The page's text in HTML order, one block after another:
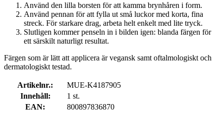
Använd den lilla borsten för att kamma brynhåren i form.
Använd pennan för att fylla ut små luckor med korta, fina
streck. För starkare drag, arbeta helt enkelt med lite tryck.
Slutligen kommer penseln in i bilden igen: blanda färgen för
ett särskilt naturligt resultat.
Färgen som är lätt att applicera är vegansk samt oftalmologiskt och
dermatologiskt testad.
Artikelnr.:
MUE-K4187905
Innehåll:
1 st.
EAN:
800897836870